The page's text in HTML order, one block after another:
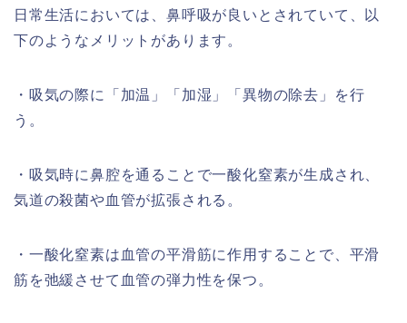
日常生活においては、鼻呼吸が良いとされていて、以
下のようなメリットがあります。
・吸気の際に「加温」「加湿」「異物の除去」を行
う。
・吸気時に鼻腔を通ることで一酸化窒素が生成され、
気道の殺菌や血管が拡張される。
・一酸化窒素は血管の平滑筋に作用することで、平滑
筋を弛緩させて血管の弾力性を保つ。